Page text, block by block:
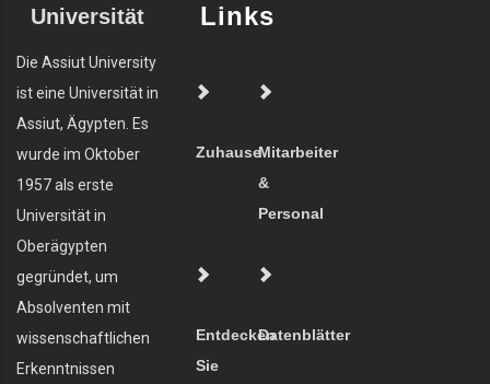
Universität
Die Assiut University
ist eine Universität in
Assiut, Ägypten. Es
wurde im Oktober
1957 als erste
Universität in
Oberägypten
gegründet, um
Absolventen mit
wissenschaftlichen
Erkenntnissen
Links
ZuhauseMitarbeiter
&
Personal
Entdecken
Sie
Datenblätter